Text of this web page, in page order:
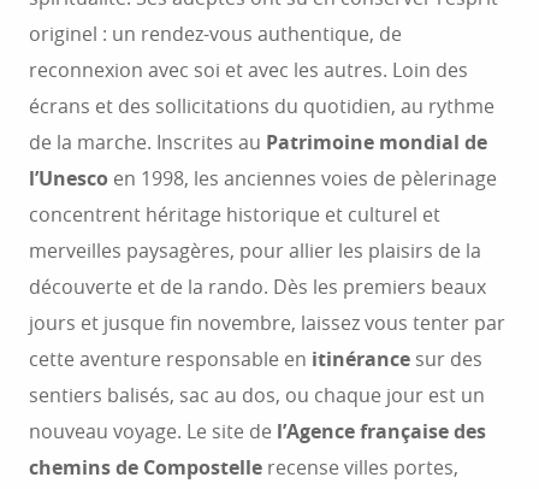
originel : un rendez-vous authentique, de
reconnexion avec soi et avec les autres. Loin des
écrans et des sollicitations du quotidien, au rythme
de la marche. Inscrites au Patrimoine mondial de
l’Unesco en 1998, les anciennes voies de pèlerinage
concentrent héritage historique et culturel et
merveilles paysagères, pour allier les plaisirs de la
découverte et de la rando. Dès les premiers beaux
jours et jusque fin novembre, laissez vous tenter par
cette aventure responsable en itinérance sur des
sentiers balisés, sac au dos, ou chaque jour est un
nouveau voyage. Le site de l’Agence française des
chemins de Compostelle recense villes portes,